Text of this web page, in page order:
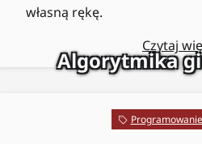
własną rękę.
Czytaj
Algorytmika
Programowanie